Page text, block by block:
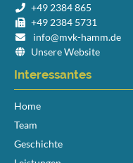
+49 2384 865
+49 2384 5731
info@mvk-hamm.de
Unsere Website
Interessantes
Navigation
überspringen
Home
Team
Geschichte